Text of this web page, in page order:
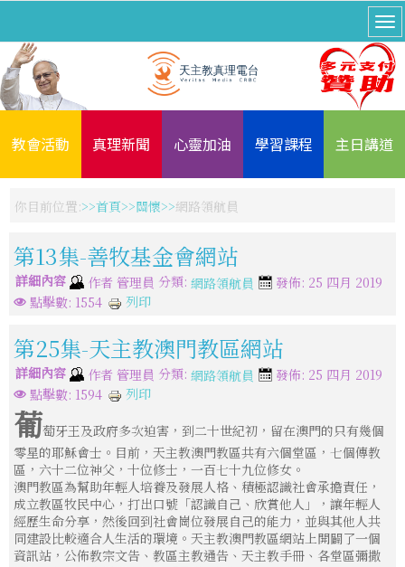
教會活動 真理新聞 心靈加油 學習課程 主日講道
你目前位置: 首頁 關懷 網路領航員
第13集-善牧基金會網站
詳細內容 作者 管理員 分類: 網路領航員
發佈: 25 四月 2019
點擊數: 1554
列印
第25集-天主教澳門教區網站
詳細內容 作者 管理員 分類: 網路領航員
發佈: 25 四月 2019
點擊數: 1594
列印
葡萄牙王及政府多次迫害，到二十世紀初，留在澳門的只有幾個
零星的耶穌會士。目前，天主教澳門教區共有六個堂區，七個傳教
區，六十二位神父，十位修士，一百七十九位修女。
澳門教區為幫助年輕人培養及發展人格、積極認識社會承擔責任，
成立教區牧民中心，打出口號「認識自己、欣賞他人」，讓年輕人
經歷生命分享，然後回到社會崗位發展自己的能力，並與其他人共
同建設比較適合人生活的環境。天主教澳門教區網站上開闢了一個
資訊站，公佈教宗文告、教區主教通告、天主教手冊、各堂區彌撒